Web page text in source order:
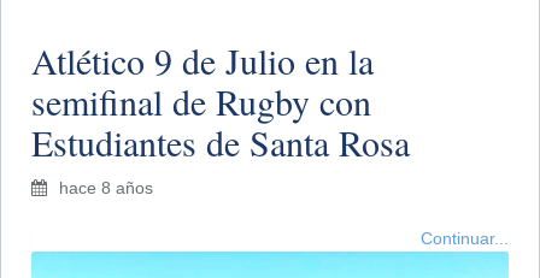
Atlético 9 de Julio en la
semifinal de Rugby con
Estudiantes de Santa Rosa
hace 8 años
Continuar...